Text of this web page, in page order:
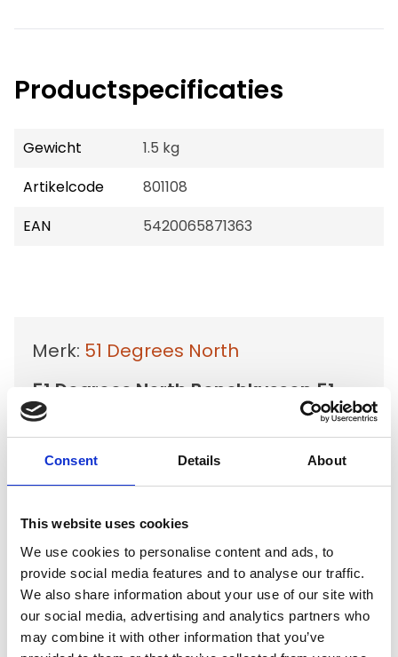
Consent Details About
This website uses cookies
We use cookies to personalise content and ads, to
provide social media features and to analyse our traffic.
We also share information about your use of our site with
our social media, advertising and analytics partners who
may combine it with other information that you’ve
Productspecificaties
Gewicht
1.5 kg
Artikelcode
801108
EAN
5420065871363
Merk: 51 Degrees North
51 Degrees North Benchkussen 51 -
Como - Mattress - XL - 104x68x5
Kies uw uitvoering
€77,45
Niet op voorraad
Voor 15.00 uur besteld dezelfde werkdag
verzonden